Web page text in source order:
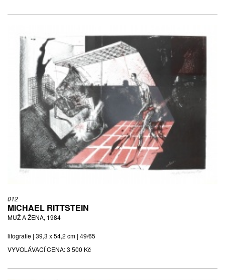
012
MICHAEL RITTSTEIN
MUŽ A ŽENA, 1984
litografie | 39,3 x 54,2 cm | 49/65
VYVOLÁVACÍ CENA:3 500 Kč